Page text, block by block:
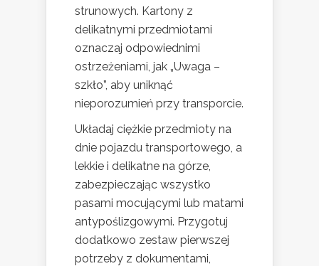
strunowych. Kartony z
delikatnymi przedmiotami
oznaczaj odpowiednimi
ostrzeżeniami, jak „Uwaga –
szkło”, aby uniknąć
nieporozumień przy transporcie.
Układaj ciężkie przedmioty na
dnie pojazdu transportowego, a
lekkie i delikatne na górze,
zabezpieczając wszystko
pasami mocującymi lub matami
antypoślizgowymi. Przygotuj
dodatkowo zestaw pierwszej
potrzeby z dokumentami,